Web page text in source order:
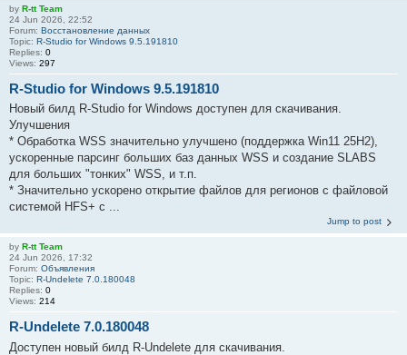
by R-tt Team
24 Jun 2026, 22:52
Forum: Восстановление данных
Topic: R-Studio for Windows 9.5.191810
Replies: 0
Views: 297
R-Studio for Windows 9.5.191810
Новый билд R-Studio for Windows доступен для скачивания.
Улучшения
* Обработка WSS значительно улучшено (поддержка Win11 25H2),
ускоренные парсинг больших баз данных WSS и создание SLABS
для больших "тонких" WSS, и т.п.
* Значительно ускорено открытие файлов для регионов с файловой
системой HFS+ с ...
Jump to post
by R-tt Team
24 Jun 2026, 17:32
Forum: Объявления
Topic: R-Undelete 7.0.180048
Replies: 0
Views: 214
R-Undelete 7.0.180048
Доступен новый билд R-Undelete для скачивания.